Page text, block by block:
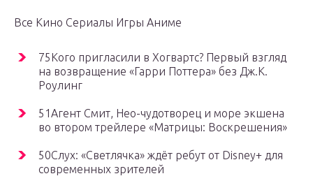
Все Кино Сериалы Игры Аниме
75Кого пригласили в Хогвартс? Первый взгляд
на возвращение «Гарри Поттера» без Дж.К.
Роулинг
51Агент Смит, Нео-чудотворец и море экшена
во втором трейлере «Матрицы: Воскрешения»
50Слух: «Светлячка» ждёт ребут от Disney+ для
современных зрителей